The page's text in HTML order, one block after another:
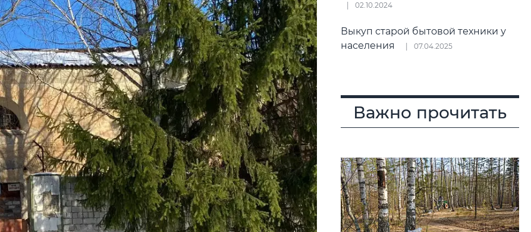
02.10.2024
Выкуп старой бытовой техники у
населения
07.04.2025
Важно прочитать